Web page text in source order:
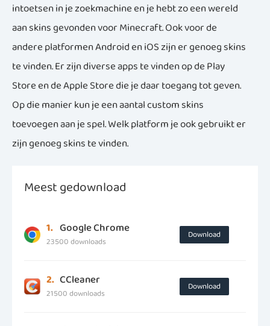
intoetsen in je zoekmachine en je hebt zo een wereld
aan skins gevonden voor Minecraft. Ook voor de
andere platformen Android en iOS zijn er genoeg skins
te vinden. Er zijn diverse apps te vinden op de Play
Store en de Apple Store die je daar toegang tot geven.
Op die manier kun je een aantal custom skins
toevoegen aan je spel. Welk platform je ook gebruikt er
zijn genoeg skins te vinden.
Meest gedownload
1. Google Chrome
23500 downloads
Download
2. CCleaner
21500 downloads
Download